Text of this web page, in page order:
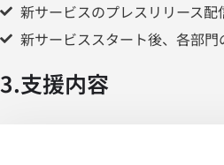
新サービスのプレスリリース配
新サービススタート後、各部門
3.支援内容